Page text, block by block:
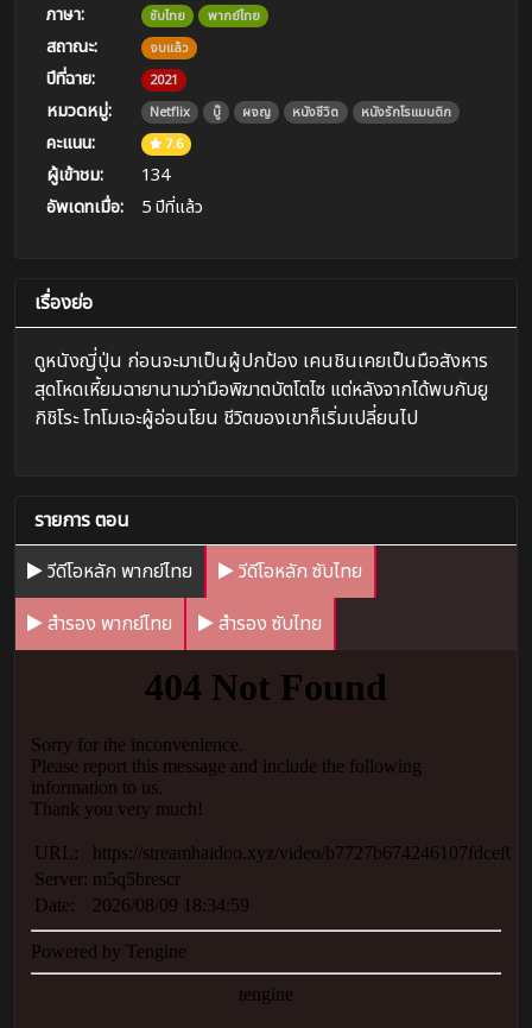
ภาษา: ซับไทย พากย์ไทย
สถาณะ: จบแล้ว
ปีที่ฉาย: 2021
หมวดหมู่: Netflix บู๊ ผจญ หนังชีวิต หนังรักโรแมนติก
คะแนน: 7.6
ผู้เข้าชม:
134
อัพเดทเมื่อ:
5 ปีที่แล้ว
เรื่องย่อ
ดูหนังญี่ปุ่น ก่อนจะมาเป็นผู้ปกป้อง เคนชินเคยเป็นมือสังหาร
สุดโหดเหี้ยมฉายานามว่ามือพิฆาตบัตโตไซ แต่หลังจากได้พบกับยู
กิชิโระ โทโมเอะผู้อ่อนโยน ชีวิตของเขาก็เริ่มเปลี่ยนไป
รายการ ตอน
วีดีโอหลัก พากย์ไทย
วีดีโอหลัก ซับไทย
สำรอง พากย์ไทย
สำรอง ซับไทย